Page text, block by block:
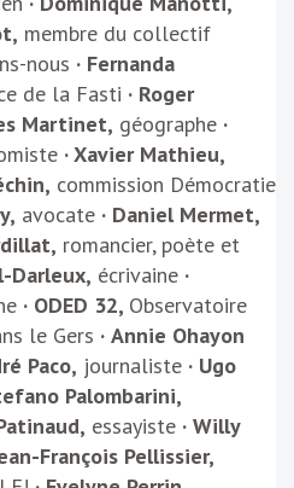
membre du collectif
nous · Fernanda
de la Fasti · Roger
Martinet, géographe ·
· Xavier Mathieu,
commission Démocratie
avocate · Daniel Mermet,
romancier, poète et
Darleux, écrivaine ·
· ODED 32, Observatoire
le Gers · Annie Ohayon
Paco, journaliste · Ugo
Palombarini,
essayiste · Willy
François Pellissier,